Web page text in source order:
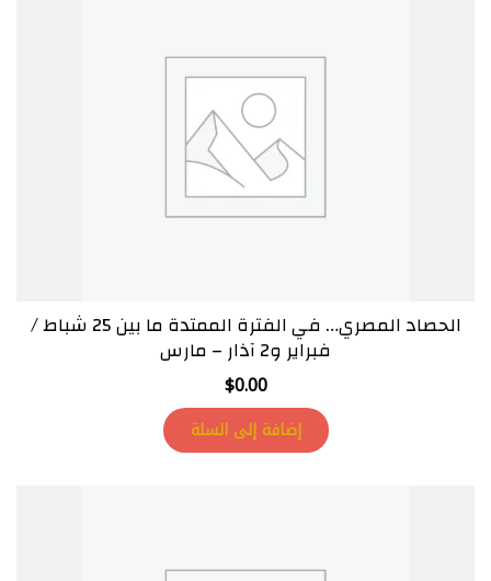
الحصاد المصري… في الفترة الممتدة ما بين 25 شباط /
فبراير و2 آذار – مارس
$0.00
إضافة إلى السلة